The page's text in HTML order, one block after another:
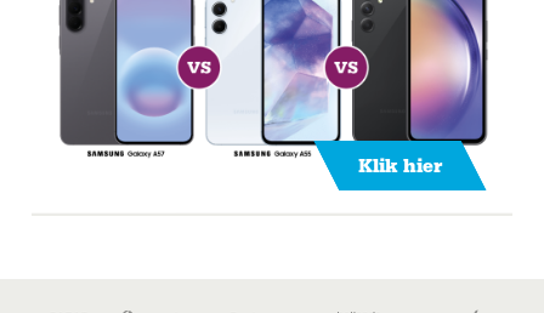
Klik hier